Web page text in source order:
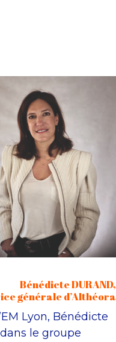
Bénédicte DURAND,
générale d’Althéora
Lyon, Bénédicte
le groupe